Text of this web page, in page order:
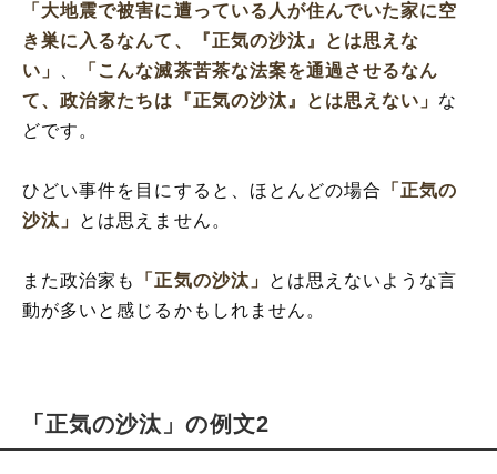
「大地震で被害に遭っている人が住んでいた家に空
き巣に入るなんて、『正気の沙汰』とは思えな
い」
「こんな滅茶苦茶な法案を通過させるなん
て、政治家たちは『正気の沙汰』とは思えない」 な
どです。
ひどい事件を目にすると、ほとんどの場合
「正気の
沙汰」
とは思えません。
また政治家も 「正気の沙汰」
とは思えないような言
動が多いと感じるかもしれません。
「正気の沙汰」の例文2